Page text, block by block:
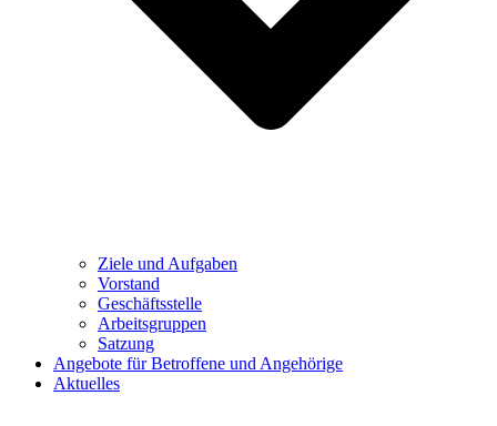
Ziele und Aufgaben
Vorstand
Geschäftsstelle
Arbeitsgruppen
Satzung
Angebote für Betroffene und Angehörige
Aktuelles